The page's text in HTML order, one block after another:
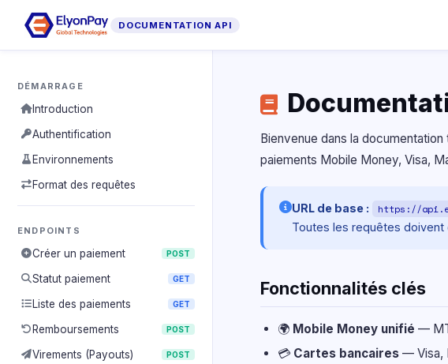
DOCUMENTATION API
DÉMARRAGE
Introduction
Authentification
Environnements
Format des requêtes
ENDPOINTS
Créer un paiement POST
Statut paiement GET
Liste des paiements GET
Remboursements POST
Virements (Payouts) POST
Bienvenue dans la
paiements Mobile Money, Visa,
URL de base :
https://
Toutes les requêtes doivent
Fonctionnalités clés
🌍 Mobile Money unifié —
💳 Cartes bancaires — Visa,